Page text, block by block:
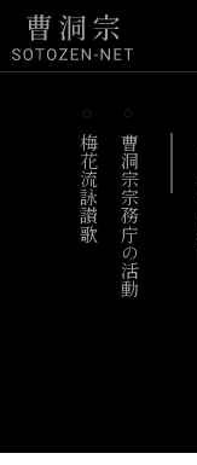
梅花流詠讃歌 曹洞宗宗務庁の活動